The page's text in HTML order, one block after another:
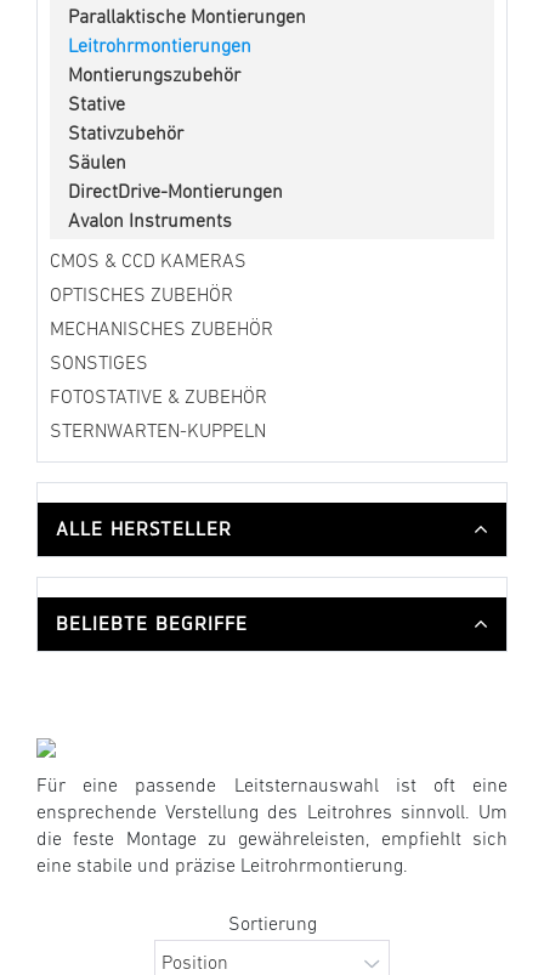
Parallaktische Montierungen
Leitrohrmontierungen
Montierungszubehör
Stative
Stativzubehör
Säulen
DirectDrive-Montierungen
Avalon Instruments
CMOS & CCD KAMERAS
OPTISCHES ZUBEHÖR
MECHANISCHES ZUBEHÖR
SONSTIGES
FOTOSTATIVE & ZUBEHÖR
STERNWARTEN-KUPPELN
ALLE HERSTELLER
BELIEBTE BEGRIFFE
Für eine passende Leitsternauswahl ist oft eine
ensprechende Verstellung des Leitrohres sinnvoll. Um
die feste Montage zu gewähreleisten, empfiehlt sich
eine stabile und präzise Leitrohrmontierung.
Sortierung